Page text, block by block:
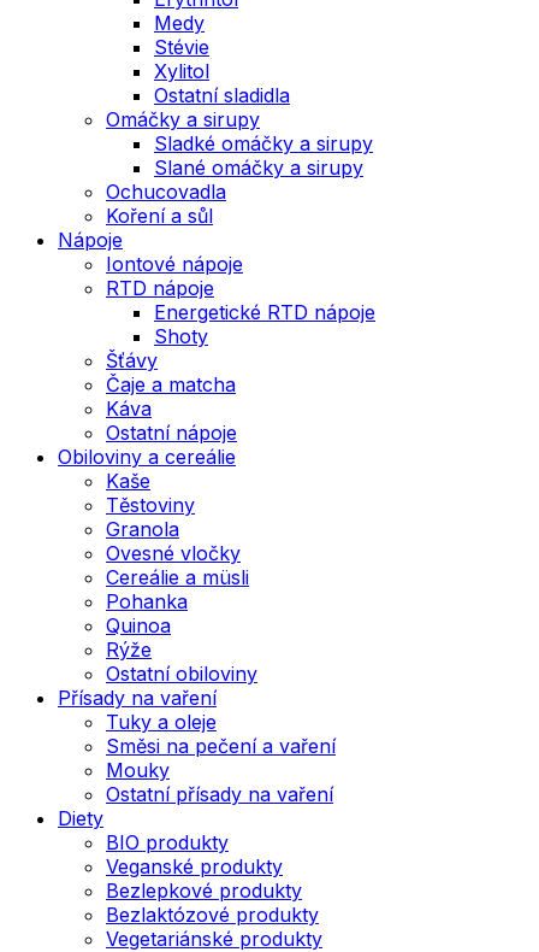
Medy
Stévie
Xylitol
Ostatní sladidla
Omáčky a sirupy
Sladké omáčky a sirupy
Slané omáčky a sirupy
Ochucovadla
Koření a sůl
Nápoje
Iontové nápoje
RTD nápoje
Energetické RTD nápoje
Shoty
Šťávy
Čaje a matcha
Káva
Ostatní nápoje
Obiloviny a cereálie
Kaše
Těstoviny
Granola
Ovesné vločky
Cereálie a müsli
Pohanka
Quinoa
Rýže
Ostatní obiloviny
Přísady na vaření
Tuky a oleje
Směsi na pečení a vaření
Mouky
Ostatní přísady na vaření
Diety
BIO produkty
Veganské produkty
Bezlepkové produkty
Bezlaktózové produkty
Vegetariánské produkty